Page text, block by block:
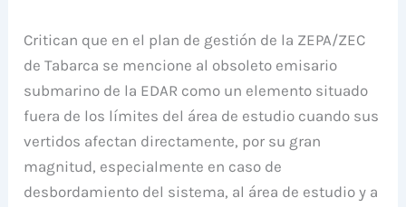
Critican que en el plan de gestión de la ZEPA/ZEC
de Tabarca se mencione al obsoleto emisario
submarino de la EDAR como un elemento situado
fuera de los límites del área de estudio cuando sus
vertidos afectan directamente, por su gran
magnitud, especialmente en caso de
desbordamiento del sistema, al área de estudio y a